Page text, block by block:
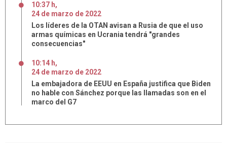
10:37 h,
24 de marzo de 2022
Los líderes de la OTAN avisan a Rusia de que el uso
armas químicas en Ucrania tendrá "grandes
consecuencias"
10:14 h,
24 de marzo de 2022
La embajadora de EEUU en España justifica que Biden
no hable con Sánchez porque las llamadas son en el
marco del G7